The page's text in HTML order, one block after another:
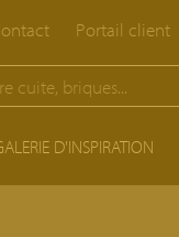
Portail client
D'INSPIRATION